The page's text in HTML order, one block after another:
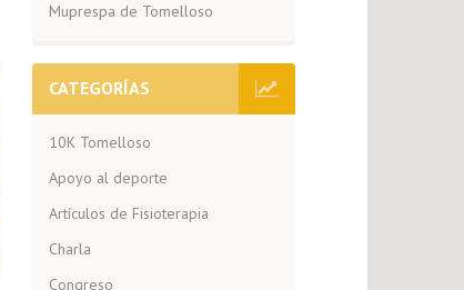
Muprespa de Tomelloso
CATEGORÍAS
10K Tomelloso
Apoyo al deporte
Artículos de Fisioterapia
Charla
Congreso